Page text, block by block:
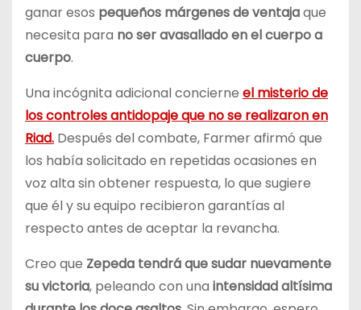
ganar esos pequeños márgenes de ventajaque
necesita para no ser avasallado en el cuerpo a
cuerpo.
Una incógnita adicional concierne el misterio de
los controles antidopaje que no se realizaron en
Riad. Después del combate, Farmer afirmó que
los había solicitado en repetidas ocasiones en
voz alta sin obtener respuesta, lo que sugiere
que él y su equipo recibieron garantías al
respecto antes de aceptar la revancha.
Creo que Zepeda tendrá que sudar nuevamente
su victoria, peleando con una intensidad altísima